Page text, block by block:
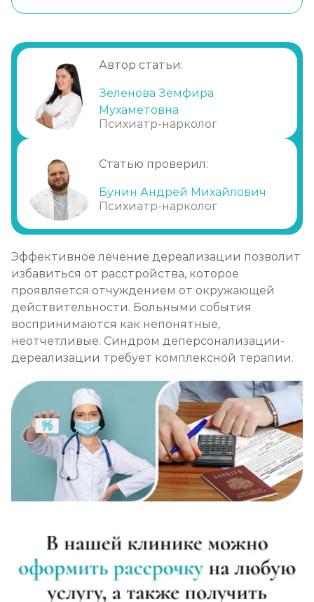
Можно ли вылечиться самостоятельно?
Медикаментозная терапия
Психотерапия
Когнитивно-поведенческая методика
Помощь близких
Лечение в клинике
Автор статьи:
Зеленова Земфира
Мухаметовна
Психиатр-нарколог
Статью проверил:
Бунин Андрей Михайлович
Психиатр-нарколог
Эффективное лечение дереализации позволит
избавиться от расстройства, которое
проявляется отчуждением от окружающей
действительности. Больными события
воспринимаются как непонятные,
неотчетливые. Синдром деперсонализации-
дереализации требует комплексной терапии.